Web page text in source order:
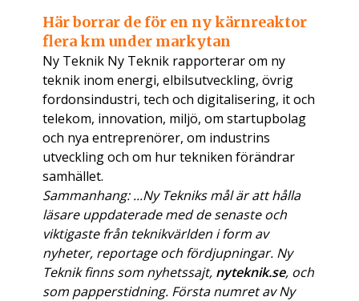
Här borrar de för en ny kärnreaktor
flera km under markytan
Ny Teknik Ny Teknik rapporterar om ny
teknik inom energi, elbilsutveckling, övrig
fordonsindustri, tech och digitalisering, it och
telekom, innovation, miljö, om startupbolag
och nya entreprenörer, om industrins
utveckling och om hur tekniken förändrar
samhället.
Sammanhang: ...Ny Tekniks mål är att hålla
läsare uppdaterade med de senaste och
viktigaste från teknikvärlden i form av
nyheter, reportage och fördjupningar. Ny
Teknik finns som nyhetssajt, nyteknik.se, och
som papperstidning. Första numret av Ny